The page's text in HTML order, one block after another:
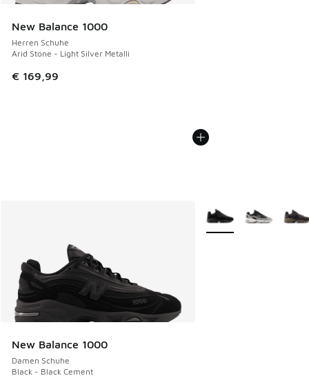
New Balance 1000
Herren Schuhe
Arid Stone - Light Silver Metalli
€ 169,99
New Balance 1000
Damen Schuhe
Black - Black Cement
Weitere Farben